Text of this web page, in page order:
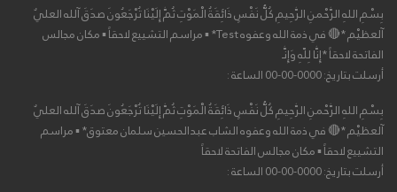
بِسْمِ اللهِ الرَّحْمنِ الرَّحِيمِ كُلُّ نَفْسٍ ذَائِقَةُ الْمَوْتِ ثُمَّ إِلَيْنَا تُرْجَعُونَ صدَقَ آلله العليٌ
آلعظيْم *🔴 في ذمة الله وعفوه Test* ▪ مراسم التشييع لاحقاً ▪ مكان مجالس
الفاتحة لاحقاً *إِنَّا لِلّهِ وَإِنَّـ
أرسلت بتاريخ: 0000-00-00 الساعة :
بِسْمِ اللهِ الرَّحْمنِ الرَّحِيمِ كُلُّ نَفْسٍ ذَائِقَةُ الْمَوْتِ ثُمَّ إِلَيْنَا تُرْجَعُونَ صدَقَ آلله العليٌ
آلعظيْم *🔴 في ذمة الله وعفوه الشاب عبدالحسين سلمان معتوق* ▪ مراسم
التشييع لاحقاً ▪ مكان مجالس الفاتحة لاحقاً
أرسلت بتاريخ: 0000-00-00 الساعة :